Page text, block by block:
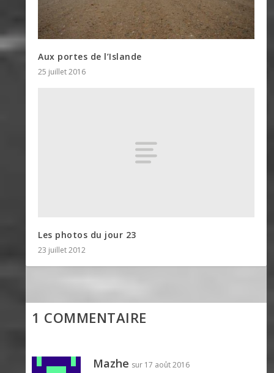
Aux portes de l’Islande
25 juillet 2016
Les photos du jour 23
23 juillet 2012
1 COMMENTAIRE
Mazhe sur 17 août 2016